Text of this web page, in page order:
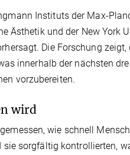
Instituts der Max-
Ästhetik und der New York
Die Forschung zeigt,
innerhalb der nächsten
vorzubereiten.
wird
wie schnell
sorgfältig kontrollierten,